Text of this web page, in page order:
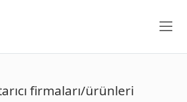
firmaları/ürünleri